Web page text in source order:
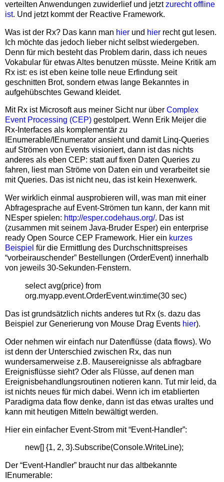
verteilten Anwendungen zuwiderlief und jetztzurecht offline
ist. Und jetzt kommt der Reactive Framework.
Was ist der Rx? Das kann man hier und hier recht gut lesen.
Ich möchte das jedoch lieber nicht selbst wiedergeben.
Denn für mich besteht das Problem darin, dass ich neues
Vokabular für etwas Altes benutzen müsste. Meine Kritik am
Rx ist: es ist eben keine tolle neue Erfindung seit
geschnitten Brot, sondern etwas lange Bekanntes in
aufgehübschtes Gewand kleidet.
Mit Rx ist Microsoft aus meiner Sicht nur über Complex
Event Processing (CEP) gestolpert. Wenn Erik Meijer die
Rx-Interfaces als komplementär zu
IEnumerable/IEnumerator ansieht und damit Linq-Queries
auf Strömen von Events visioniert, dann ist das nichts
anderes als eben CEP: statt auf fixen Daten Queries zu
fahren, liest man Ströme von Daten ein und verarbeitet sie
mit Queries. Das ist nicht neu, das ist kein Hexenwerk.
Wer wirklich einmal ausprobieren will, was man mit einer
Abfragesprache auf Event-Strömen tun kann, der kann mit
NEsper spielen: http://esper.codehaus.org/. Das ist
(zusammen mit seinem Java-Bruder Esper) ein enterprise
ready Open Source CEP Framework. Hier ein kurzes
Beispiel für die Ermittlung des Durchschnittspreises
“vorbeirauschender” Bestellungen (OrderEvent) innerhalb
von jeweils 30-Sekunden-Fenstern.
select avg(price) from
org.myapp.event.OrderEvent.win:time(30 sec)
Das ist grundsätzlich nichts anderes tut Rx (s. dazu das
Beispiel zur Generierung von Mouse Drag Events hier).
Oder nehmen wir einfach nur Datenflüsse (data flows). Wo
ist denn der Unterschied zwischen Rx, das nun
wundersamerweise z.B. Mausereignisse als abfragbare
Ereignisflüsse sieht? Oder als Flüsse, auf denen man
Ereignisbehandlungsroutinen notieren kann. Tut mir leid, da
ist nichts neues für mich dabei. Wenn ich im etablierten
Paradigma data flow denke, dann ist das etwas uraltes und
kann mit heutigen Mitteln bewältigt werden.
Hier ein einfacher Event-Strom mit “Event-Handler”:
new[] {1, 2, 3}.Subscribe(Console.WriteLine);
Der “Event-Handler” braucht nur das altbekannte
IEnumerable: